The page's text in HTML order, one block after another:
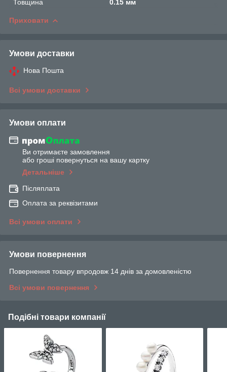
Товщина
0.15 мм
Приховати
Умови доставки
Нова Пошта
Всі умови доставки
Умови оплати
Ви отримаєте замовлення
або гроші повернуться на вашу картку
Детальніше
Післяплата
Оплата за реквізитами
Всі умови оплати
Умови повернення
Повернення товару впродовж 14 днів за домовленістю
Всі умови повернення
Подібні товари компанії